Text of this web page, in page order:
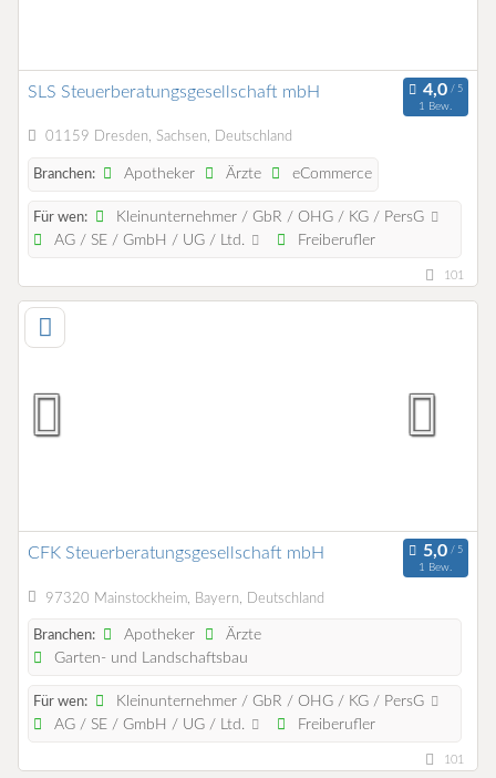
SLS Steuerberatungsgesellschaft mbH
1 Bew.
01159 Dresden, Sachsen, Deutschland
Branchen: Apotheker Ärzte eCommerce
Für wen:
Kleinunternehmer / GbR / OHG / KG / PersG
AG / SE / GmbH / UG / Ltd.
Freiberufler
101
CFK Steuerberatungsgesellschaft mbH
1 Bew.
97320 Mainstockheim, Bayern, Deutschland
Branchen: Apotheker
Ärzte
Garten- und Landschaftsbau
Für wen:
Kleinunternehmer / GbR / OHG / KG / PersG
AG / SE / GmbH / UG / Ltd.
Freiberufler
101